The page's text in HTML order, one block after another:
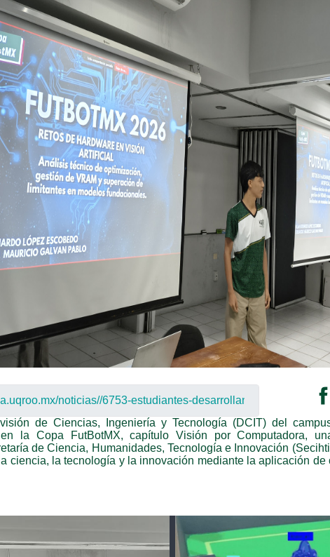
de Ciencias, Ingeniería y Tecnología (DCIT) del
la Copa FutBotMX, capítulo Visión por Computadora,
de Ciencia, Humanidades, Tecnología e Innovación
ciencia, la tecnología y la innovación mediante la aplicación de